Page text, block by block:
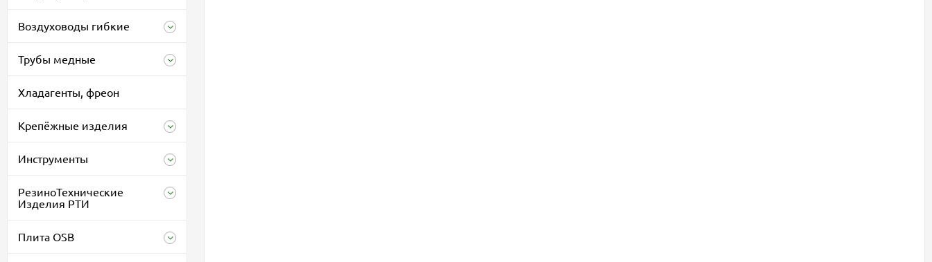
Воздуховоды гибкие
Трубы медные
Хладагенты, фреон
Крепёжные изделия
Инструменты
РезиноТехнические
Изделия РТИ
Плита OSB